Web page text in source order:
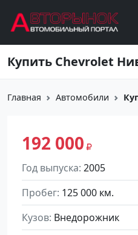
Главная Автомобили
192 000
Год выпуска 2005
Пробег 125 000 км.
Кузов Внедорожник